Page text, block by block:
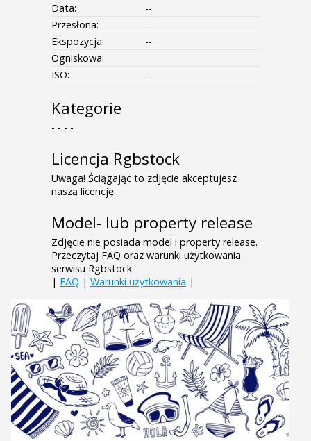
Data:
--
Przesłona:
--
Ekspozycja:
--
Ogniskowa:
ISO:
--
Kategorie
- - - -
Licencja Rgbstock
Uwaga! Ściągając to zdjęcie akceptujesz
naszą licencję
Model- lub property release
Zdjęcie nie posiada model i property release.
Przeczytaj FAQ oraz warunki użytkowania
serwisu Rgbstock
| FAQ | Warunki użytkowania |